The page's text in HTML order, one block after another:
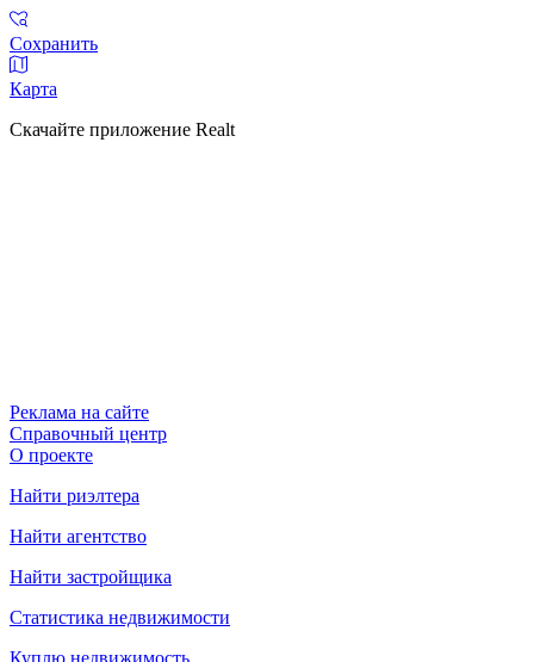
Сохранить
Карта
Скачайте приложение Realt
Реклама на сайте
Справочный центр
О проекте
Найти риэлтера
Найти агентство
Найти застройщика
Статистика недвижимости
Куплю недвижимость